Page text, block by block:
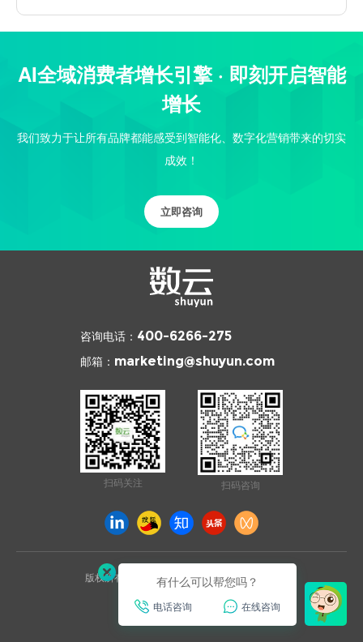
AI全域消费者增长引擎 · 即刻开启智能
增长
我们致力于让所有品牌都能感受到智能化、数字化营销带来的切实
成效！
立即咨询
咨询电话： 400-6266-275
邮箱： marketing@shuyun.com
扫码关注 扫码咨询
版权所有 © 2026 杭州数云信息技术有限公司
浙ICP备12003970号
已通过ISO27001安全认证
有什么可以帮您吗？
电话咨询 在线咨询